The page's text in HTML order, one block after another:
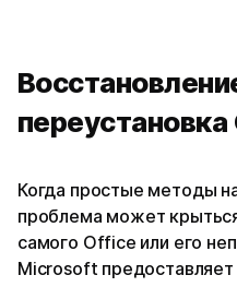
Когда простые методы
проблема может
самого Office или его
Microsoft